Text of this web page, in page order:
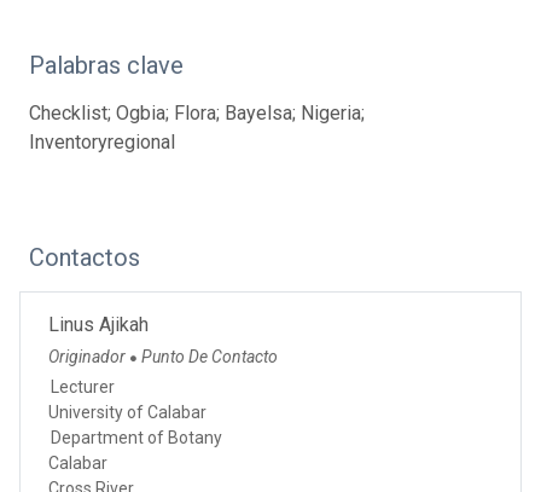
Palabras clave
Checklist; Ogbia; Flora; Bayelsa; Nigeria;
Inventoryregional
Contactos
Linus Ajikah
Originador ● Punto De Contacto
Lecturer
University of Calabar
Department of Botany
Calabar